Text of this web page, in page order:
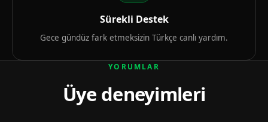
Sürekli Destek
Gece gündüz fark etmeksizin Türkçe canlı yardım.
YORUMLAR
Üye deneyimleri